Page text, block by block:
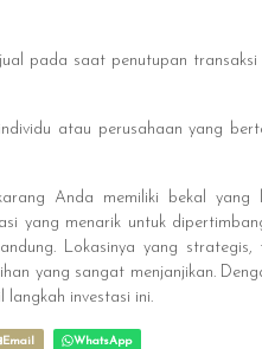
pada saat penutupan
atau perusahaan yang
Anda memiliki bekal yang
yang menarik untuk
Lokasinya yang
yang sangat menjanjikan.
investasi ini.
Email WhatsApp